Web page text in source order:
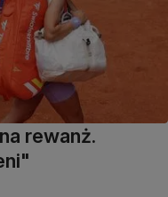
rewanż.